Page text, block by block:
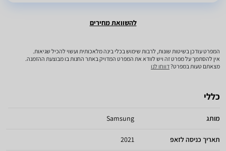
להשוואת מחירים
המפרט עודכן בשיטות שונות, לרבות שימוש בכלי בינה מלאכותית ועשוי להכיל שגיאות.
אין להסתמך על מפרט זה ויש לוודא את המפרט המדויק באתר החנות בו מבוצעת ההזמנה.
מצאתם טעות במפרט?דווחו לנו
כללי
מותג Samsung
תאריך כניסה לזאפ 2021